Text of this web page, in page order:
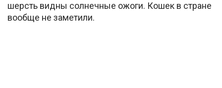
шерсть видны солнечные ожоги. Кошек в стране
вообще не заметили.